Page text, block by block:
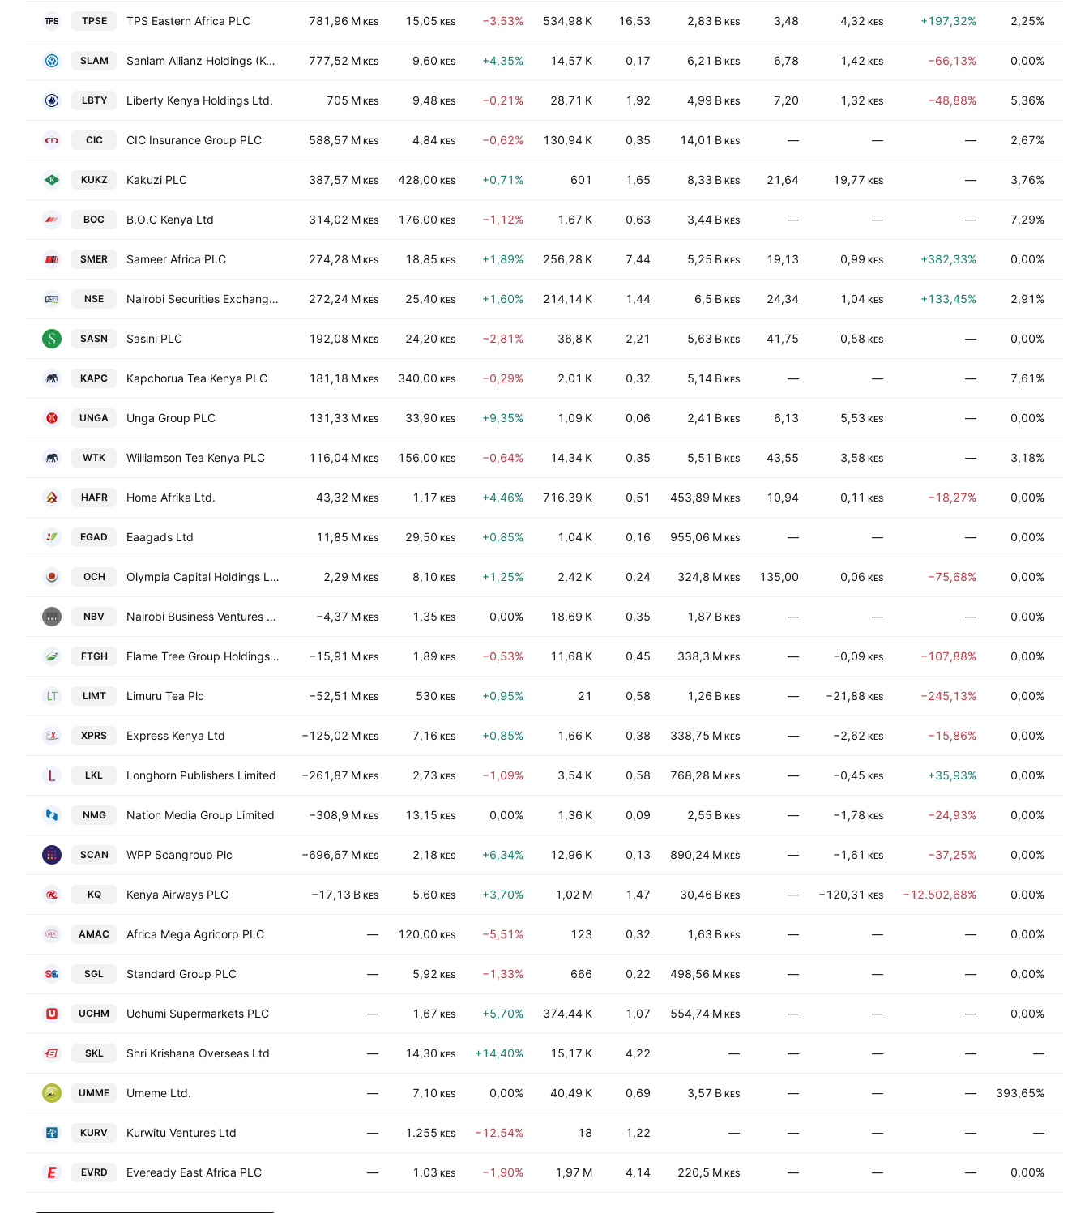
TPSE TPS Eastern Africa PLC 781,96 M KES 15,05 KES −3,53% 534,98 K 16,53 2,83 B KES 3,48 4,32 KES +197,32% 2,25%
SLAM Sanlam Allianz Holdings (Kenya) PLC 777,52 M KES 9,60 KES +4,35% 14,57 K 0,17 6,21 B KES 6,78 1,42 KES −66,13% 0,00%
LBTY Liberty Kenya Holdings Ltd. 705 M KES 9,48 KES −0,21% 28,71 K 1,92 4,99 B KES 7,20 1,32 KES −48,88% 5,36%
CIC CIC Insurance Group PLC 588,57 M KES 4,84 KES −0,62% 130,94 K 0,35 14,01 B KES — — — 2,67%
KUKZ Kakuzi PLC 387,57 M KES 428,00 KES +0,71% 601 1,65 8,33 B KES 21,64 19,77 KES — 3,76%
BOC B.O.C Kenya Ltd 314,02 M KES 176,00 KES −1,12% 1,67 K 0,63 3,44 B KES — — — 7,29%
SMER Sameer Africa PLC 274,28 M KES 18,85 KES +1,89% 256,28 K 7,44 5,25 B KES 19,13 0,99 KES +382,33% 0,00%
NSE Nairobi Securities Exchange PLC 272,24 M KES 25,40 KES +1,60% 214,14 K 1,44 6,5 B KES 24,34 1,04 KES +133,45% 2,91%
SASN Sasini PLC 192,08 M KES 24,20 KES −2,81% 36,8 K 2,21 5,63 B KES 41,75 0,58 KES — 0,00%
KAPC Kapchorua Tea Kenya PLC 181,18 M KES 340,00 KES −0,29% 2,01 K 0,32 5,14 B KES — — — 7,61%
UNGA Unga Group PLC 131,33 M KES 33,90 KES +9,35% 1,09 K 0,06 2,41 B KES 6,13 5,53 KES — 0,00%
WTK Williamson Tea Kenya PLC 116,04 M KES 156,00 KES −0,64% 14,34 K 0,35 5,51 B KES 43,55 3,58 KES — 3,18%
HAFR Home Afrika Ltd. 43,32 M KES 1,17 KES +4,46% 716,39 K 0,51 453,89 M KES 10,94 0,11 KES −18,27% 0,00%
EGAD Eaagads Ltd 11,85 M KES 29,50 KES +0,85% 1,04 K 0,16 955,06 M KES — — — 0,00%
OCH Olympia Capital Holdings Limited 2,29 M KES 8,10 KES +1,25% 2,42 K 0,24 324,8 M KES 135,00 0,06 KES −75,68% 0,00%
NBV Nairobi Business Ventures Ltd. −4,37 M KES 1,35 KES 0,00% 18,69 K 0,35 1,87 B KES — — — 0,00%
FTGH Flame Tree Group Holdings Ltd −15,91 M KES 1,89 KES −0,53% 11,68 K 0,45 338,3 M KES — −0,09 KES −107,88% 0,00%
LIMT Limuru Tea Plc −52,51 M KES 530 KES +0,95% 21 0,58 1,26 B KES — −21,88 KES −245,13% 0,00%
XPRS Express Kenya Ltd −125,02 M KES 7,16 KES +0,85% 1,66 K 0,38 338,75 M KES — −2,62 KES −15,86% 0,00%
LKL Longhorn Publishers Limited −261,87 M KES 2,73 KES −1,09% 3,54 K 0,58 768,28 M KES — −0,45 KES +35,93% 0,00%
NMG Nation Media Group Limited −308,9 M KES 13,15 KES 0,00% 1,36 K 0,09 2,55 B KES — −1,78 KES −24,93% 0,00%
SCAN WPP Scangroup Plc −696,67 M KES 2,18 KES +6,34% 12,96 K 0,13 890,24 M KES — −1,61 KES −37,25% 0,00%
KQ Kenya Airways PLC −17,13 B KES 5,60 KES +3,70% 1,02 M 1,47 30,46 B KES — −120,31 KES −12.502,68% 0,00%
AMAC Africa Mega Agricorp PLC — 120,00 KES −5,51% 123 0,32 1,63 B KES — — — 0,00%
SGL Standard Group PLC — 5,92 KES −1,33% 666 0,22 498,56 M KES — — — 0,00%
UCHM Uchumi Supermarkets PLC — 1,67 KES +5,70% 374,44 K 1,07 554,74 M KES — — — 0,00%
SKL Shri Krishana Overseas Ltd — 14,30 KES +14,40% 15,17 K 4,22 — — — — —
UMME Umeme Ltd. — 7,10 KES 0,00% 40,49 K 0,69 3,57 B KES — — — 393,65%
KURV Kurwitu Ventures Ltd — 1.255 KES −12,54% 18 1,22 — — — — —
EVRD Eveready East Africa PLC — 1,03 KES −1,90% 1,97 M 4,14 220,5 M KES — — — 0,00%